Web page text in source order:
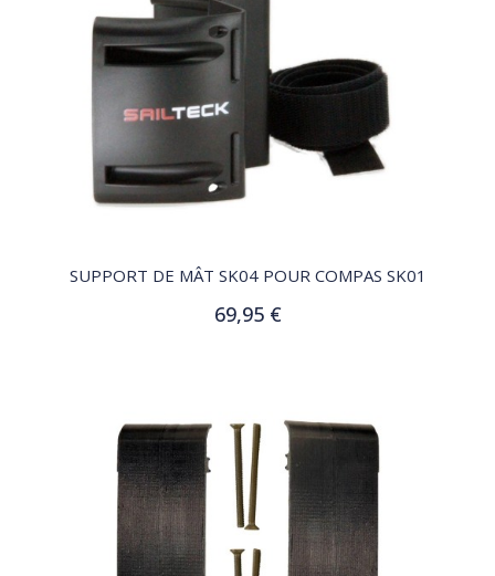
SUPPORT DE MÂT SK04 POUR COMPAS SK01
69,95 €
Ajouter au panier